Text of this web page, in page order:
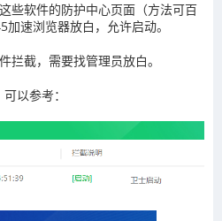
些软件的防护中心页面（方法可百
速浏览器放白，允许启动。
拦截，需要找管理员放白。
以参考：